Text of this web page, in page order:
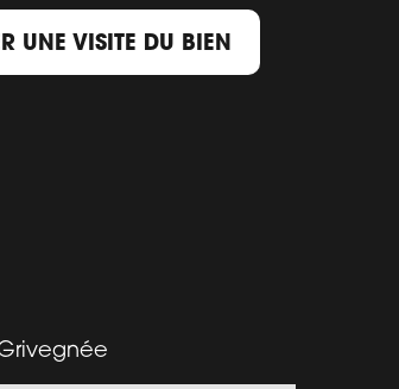
UNE VISITE DU BIEN